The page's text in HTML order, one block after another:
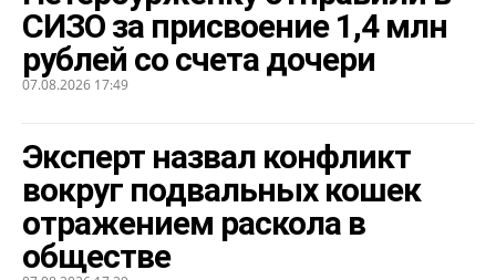
СИЗО за присвоение 1,4 млн
рублей со счета дочери
07.08.2026 17:49
Эксперт назвал конфликт
вокруг подвальных кошек
отражением раскола в
обществе